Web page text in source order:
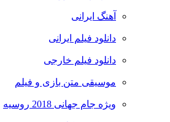
آهنگ ایرانی
دانلود فیلم ایرانی
دانلود فیلم خارجی
موسیقی متن بازی و فیلم
ویژه جام جهانی 2018 روسیه